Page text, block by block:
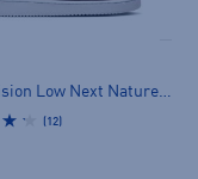
Court Vision Low Next Nature W - tennarit
(12)